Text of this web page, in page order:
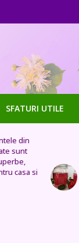
SFATURI UTILE
de